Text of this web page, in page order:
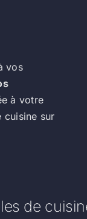
vos
à votre
cuisine sur
de